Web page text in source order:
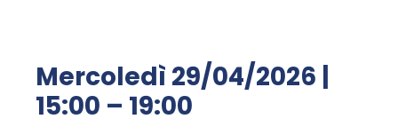
Mercoledì 29/04/2026 |
15:00 – 19:00